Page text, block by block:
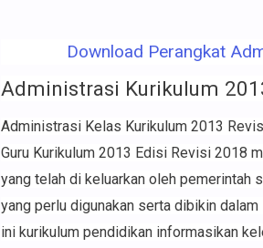
Download Perangkat
Administrasi Kurikulum
Administrasi Kelas Kurikulum 2013
Guru Kurikulum 2013 Edisi Revisi 2018
yang telah di keluarkan oleh pemerintah
yang perlu digunakan serta dibikin
ini kurikulum pendidikan informasikan